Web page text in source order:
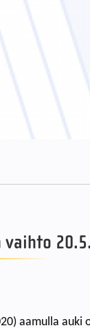
vaihto
aamulla